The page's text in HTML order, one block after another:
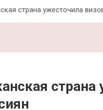
страна ужесточила